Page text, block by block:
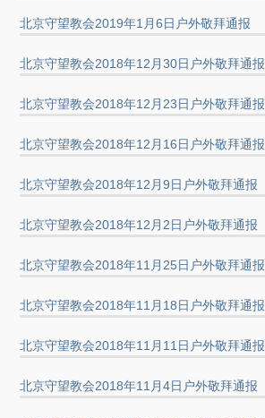
北京守望教会2019年1月6日户外敬拜通报
北京守望教会2018年12月30日户外敬拜通报
北京守望教会2018年12月23日户外敬拜通报
北京守望教会2018年12月16日户外敬拜通报
北京守望教会2018年12月9日户外敬拜通报
北京守望教会2018年12月2日户外敬拜通报
北京守望教会2018年11月25日户外敬拜通报
北京守望教会2018年11月18日户外敬拜通报
北京守望教会2018年11月11日户外敬拜通报
北京守望教会2018年11月4日户外敬拜通报